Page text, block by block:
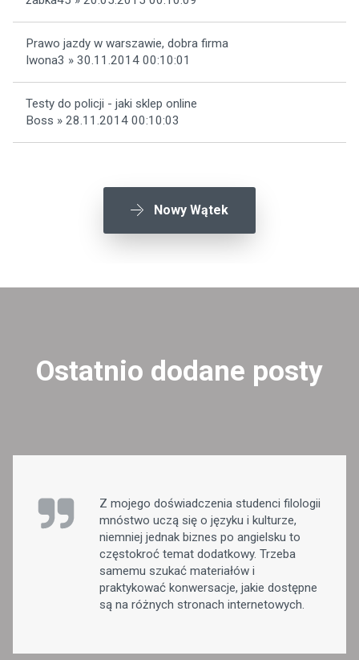
Prawo jazdy w warszawie, dobra firma
Iwona3 » 30.11.2014 00:10:01
Testy do policji - jaki sklep online
Boss » 28.11.2014 00:10:03
Nowy Wątek
Ostatnio dodane posty
Z mojego doświadczenia studenci filologii
mnóstwo uczą się o języku i kulturze,
niemniej jednak biznes po angielsku to
częstokroć temat dodatkowy. Trzeba
samemu szukać materiałów i
praktykować konwersacje, jakie dostępne
są na różnych stronach internetowych.